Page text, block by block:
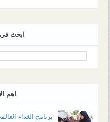
ابحث
اهم
برنامج الغذاء